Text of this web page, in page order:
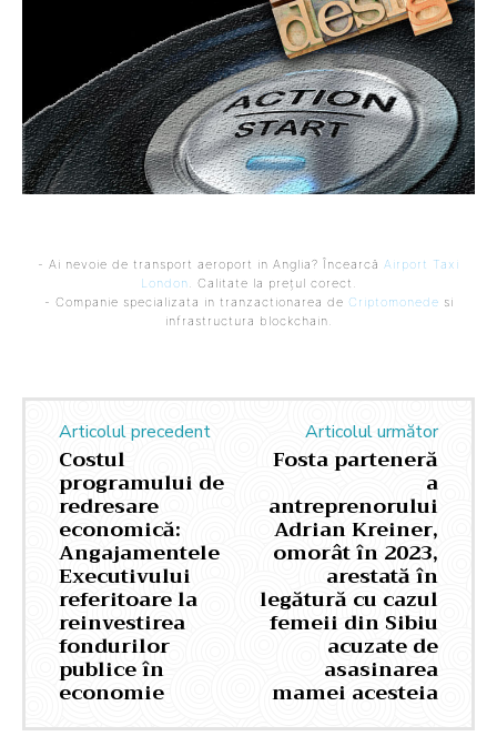
- Ai nevoie de transport aeroport in Anglia? Încearcă Airport Taxi
London. Calitate la prețul corect.
- Companie specializata in tranzactionarea de Criptomonede si
infrastructura blockchain.
Articolul precedent
Costul
programului de
redresare
economică:
Angajamentele
Executivului
referitoare la
reinvestirea
fondurilor
publice în
economie
Articolul următor
Fosta parteneră
a
antreprenorului
Adrian Kreiner,
omorât în 2023,
arestată în
legătură cu cazul
femeii din Sibiu
acuzate de
asasinarea
mamei acesteia